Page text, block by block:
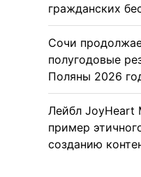
гражданских
Сочи
полугодовые
Поляны 2026
Лейбл JoyHeart
пример
созданию